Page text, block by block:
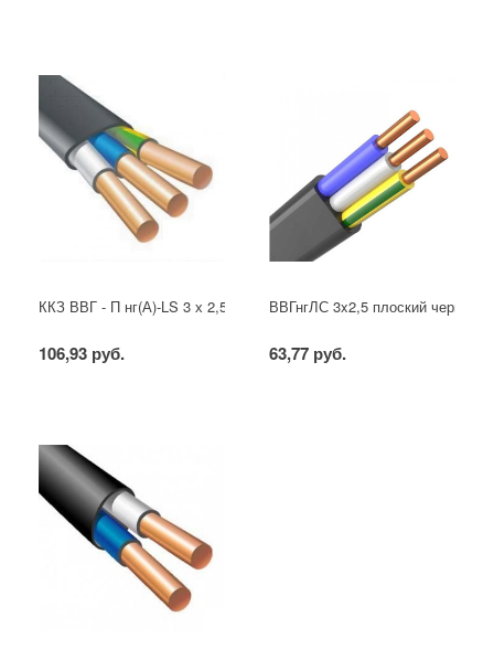
ККЗ ВВГ - П нг(А)-LS 3 х 2,5 ГОСТ
106,93 руб.
ВВГнгЛС 3x2,5 плоский черный
63,77 руб.